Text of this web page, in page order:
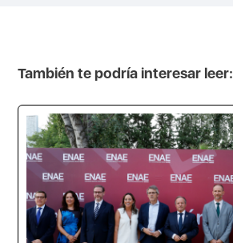
También te podría interesar leer: